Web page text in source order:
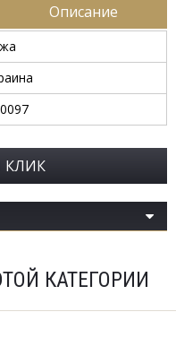
Описание
КЛИК
КАТЕГОРИИ